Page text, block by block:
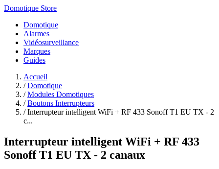
Domotique Store
Domotique
Alarmes
Vidéosurveillance
Marques
Guides
Accueil
/ Domotique
/ Modules Domotiques
/ Boutons Interrupteurs
/ Interrupteur intelligent WiFi + RF 433 Sonoff T1 EU TX - 2
c...
Interrupteur intelligent WiFi + RF 433
Sonoff T1 EU TX - 2 canaux